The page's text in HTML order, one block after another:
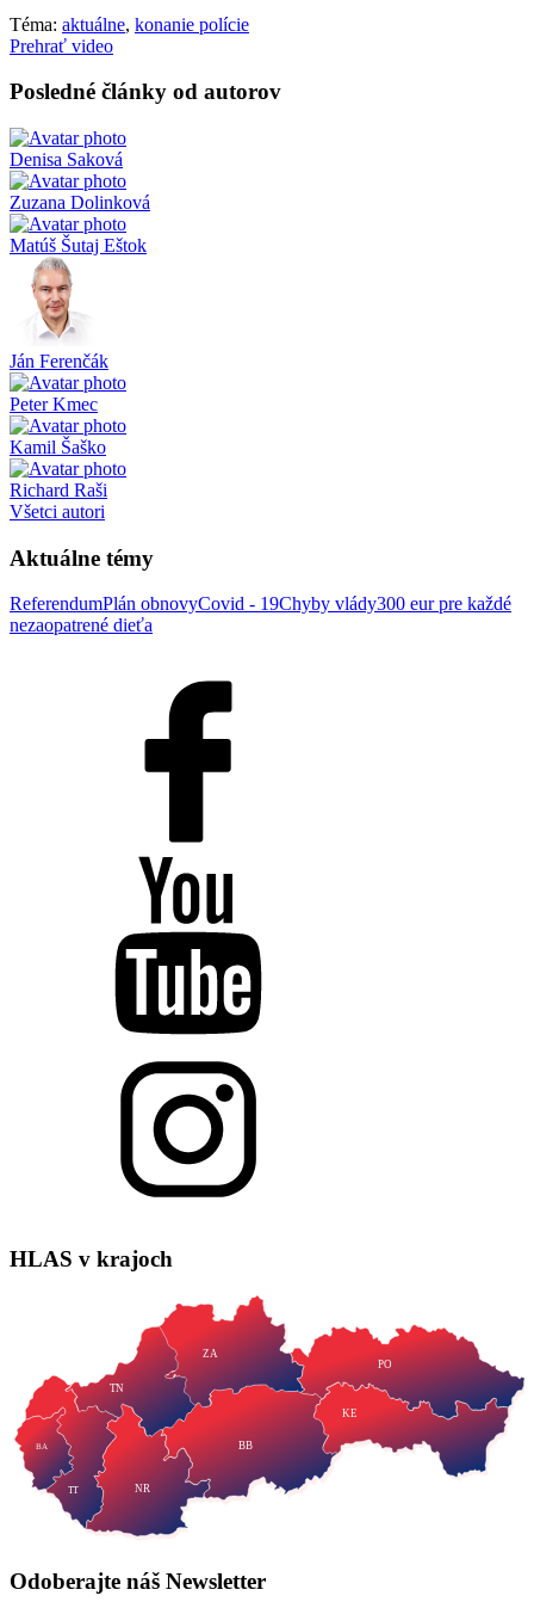
Téma: aktuálne, konanie polície
Prehrať video
Posledné články od autorov
Denisa Saková
Zuzana Dolinková
Matúš Šutaj Eštok
Ján Ferenčák
Peter Kmec
Kamil Šaško
Richard Raši
Všetci autori
Aktuálne témy
ReferendumPlán obnovyCovid - 19Chyby vlády300 eur pre každé
nezaopatrené dieťa
HLAS v krajoch
TT NR
TN
ZA
BB
PO
KE
BA
Odoberajte náš Newsletter